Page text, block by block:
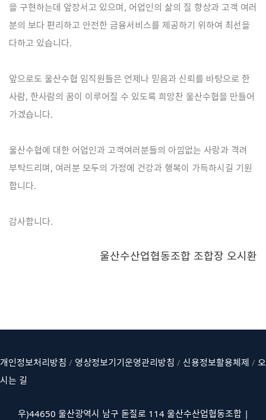
을 구현하는데 앞장서고 있으며, 어업인의 삶의 질 향상과 고객 여러
분의 보다 편리하고 안전한 금융서비스를 제공하기 위하여 최선을
다하고 있습니다.
앞으로도 울산수협 임직원들은 언제나 믿음과 신뢰를 바탕으로 한
사람, 한사람의 꿈이 이루어질 수 있도록 희망찬 울산수협을 만들어
가겠습니다.
울산수협에 대한 어업인과 고객여러분들의 아낌없는 사랑과 격려
부탁드리며, 여러분 모두의 가정에 건강과 행복이 가득하시길 기원
합니다.
감사합니다.
울산수산업협동조합 조합장 오시환
개인정보처리방침 / 영상정보기기운영관리방침 / 신용정보활용체제 / 오
시는 길
우)44650 울산광역시 남구 돋질로 114 울산수산업협동조합 |